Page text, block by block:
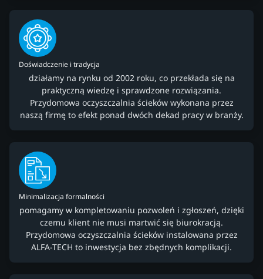
Doświadczenie i tradycja
działamy na rynku od 2002 roku, co przekłada się na
praktyczną wiedzę i sprawdzone rozwiązania.
Przydomowa oczyszczalnia ścieków wykonana przez
naszą firmę to efekt ponad dwóch dekad pracy w branży.
Minimalizacja formalności
pomagamy w kompletowaniu pozwoleń i zgłoszeń, dzięki
czemu klient nie musi martwić się biurokracją.
Przydomowa oczyszczalnia ścieków instalowana przez
ALFA-TECH to inwestycja bez zbędnych komplikacji.